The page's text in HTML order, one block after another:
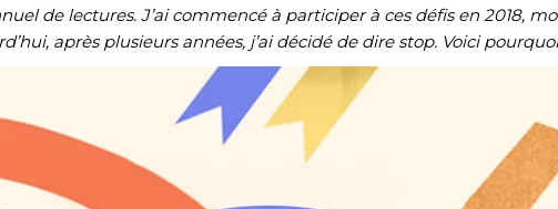
de lectures. J’ai commencé à participer à ces défis en 2018,
après plusieurs années, j’ai décidé de dire stop. Voici